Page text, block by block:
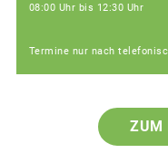
08:00 Uhr bis 12:30 Uhr
Termine nur nach
ZUM